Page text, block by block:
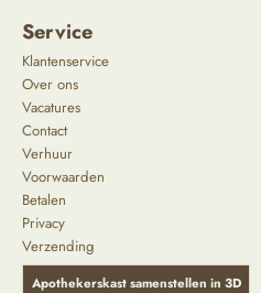
Service
Klantenservice
Over ons
Vacatures
Contact
Verhuur
Voorwaarden
Betalen
Privacy
Verzending
Apothekerskast samenstellen in 3D